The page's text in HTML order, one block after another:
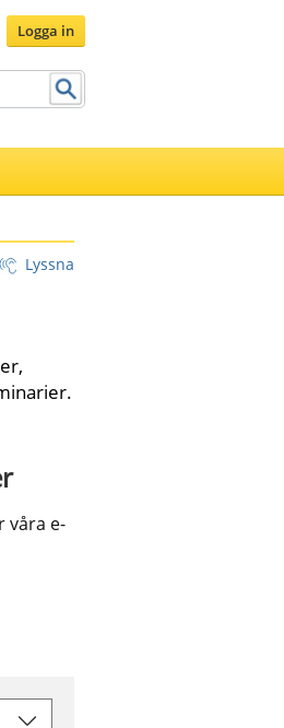
Logga in
Lyssna
våra e-